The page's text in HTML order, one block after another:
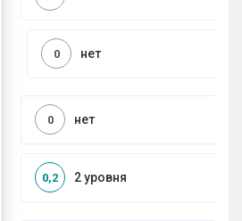
нет
0
нет
0
2 уровня
0,2